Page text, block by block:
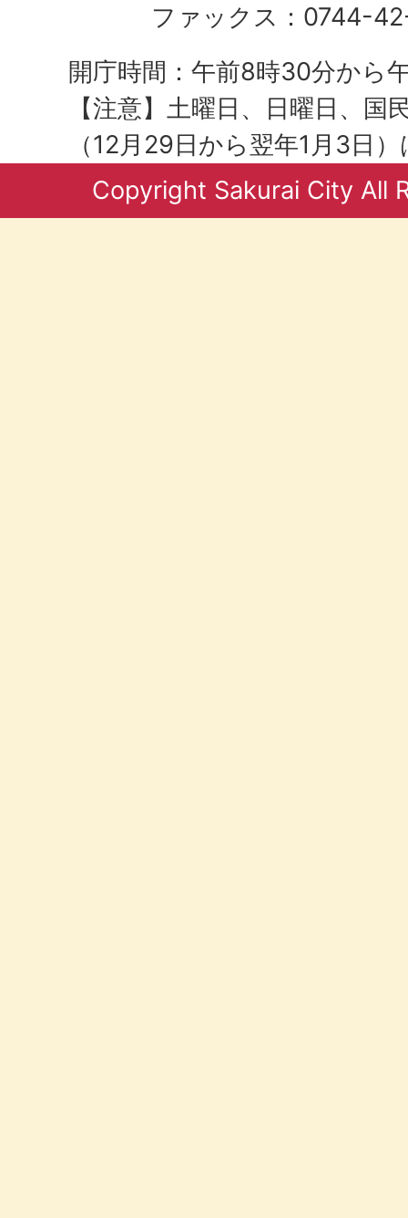
ファックス：0744-
開庁時間：午前8時30分から
【注意】土曜日、日曜日、国
（12月29日から翌年1月3日
Copyright Sakurai City All